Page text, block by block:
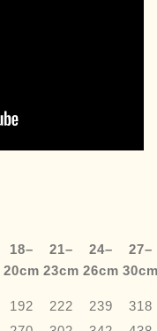
18–
20cm
21–
23cm
24–
26cm
27–
192 222 239
318